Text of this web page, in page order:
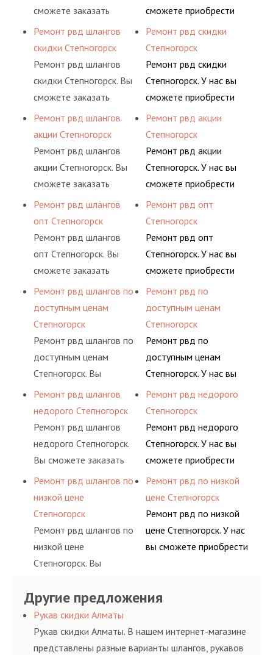
комплексного
гидросистем Вашего
предприятия.
сможете заказать
сервис РВД на разовой
основе либо на
условиях
долговременного
комплексного
гидросистем Вашего
предприятия.
Ремонт рвд шлангов
скидки Степногорск
Ремонт рвд шлангов
скидки Степногорск. Вы
сможете заказать
сервис РВД на разовой
основе либо на
условиях
долговременного
комплексного
гидросистем Вашего
Ремонт рвд шлангов
акции Степногорск
Ремонт рвд шлангов
акции Степногорск. Вы
сможете заказать
сервис РВД на разовой
основе либо на
условиях
долговременного
комплексного
гидросистем Вашего
предприятия.
Ремонт рвд шлангов
опт Степногорск
Ремонт рвд шлангов
опт Степногорск. Вы
сможете заказать
сервис РВД на разовой
основе либо на
условиях
долговременного
комплексного
обслуживания
предприятия.
Ремонт рвд шлангов по
доступным ценам
Степногорск
Ремонт рвд шлангов по
доступным ценам
Степногорск. Вы
сможете заказать
сервис РВД на разовой
основе либо на
условиях
долговременного
обслуживания
гидросистем Вашего
предприятия.
Ремонт рвд шлангов
недорого Степногорск
Ремонт рвд шлангов
недорого Степногорск.
Вы сможете заказать
сервис РВД на разовой
основе либо на
условиях
долговременного
комплексного
обслуживания
Ремонт рвд шлангов по
низкой цене
Степногорск
Ремонт рвд шлангов по
низкой цене
Степногорск. Вы
сервис РВД на разовой
основе либо на
условиях
долговременного
помогут решить любую
сложную задачу.
предлагает ремонт
давления. Ремонт
шлангов производится
высококвалифицирован
ными спецами, которые
помогут решить любую
сложную задачу.
сможете приобрести
рукав с разными
фитингами и
комплектующими,
АДЫМ Инжиниринг
предлагает ремонт
давления. Ремонт
шлангов производится
высококвалифицирован
ными спецами, которые
помогут решить любую
сложную задачу.
Ремонт рвд скидки
Степногорск
Ремонт рвд скидки
Степногорск. У нас вы
сможете приобрести
рукав с разными
фитингами и
комплектующими,
АДЫМ Инжиниринг
предлагает ремонт
давления. Ремонт
шлангов производится
высококвалифицирован
ными спецами, которые
помогут решить любую
сложную задачу.
Ремонт рвд акции
Степногорск
Ремонт рвд акции
Степногорск. У нас вы
сможете приобрести
рукав с разными
фитингами и
комплектующими,
АДЫМ Инжиниринг
предлагает ремонт
давления. Ремонт
шлангов производится
высококвалифицирован
ными спецами, которые
помогут решить любую
сложную задачу.
Ремонт рвд опт
Степногорск
Ремонт рвд опт
Степногорск. У нас вы
сможете приобрести
рукав с разными
фитингами и
комплектующими,
АДЫМ Инжиниринг
предлагает ремонт
шлангов высокого
шлангов производится
высококвалифицирован
ными спецами, которые
помогут решить любую
сложную задачу.
Ремонт рвд по
доступным ценам
Степногорск
Ремонт рвд по
доступным ценам
Степногорск. У нас вы
сможете приобрести
рукав с разными
фитингами и
комплектующими,
АДЫМ Инжиниринг
шлангов высокого
давления. Ремонт
шлангов производится
высококвалифицирован
ными спецами, которые
Ремонт рвд недорого
Степногорск
Ремонт рвд недорого
Степногорск. У нас вы
сможете приобрести
рукав с разными
фитингами и
комплектующими,
АДЫМ Инжиниринг
предлагает ремонт
Ремонт рвд по низкой
цене Степногорск
Ремонт рвд по низкой
цене Степногорск. У нас
вы сможете приобрести
комплектующими,
предлагает ремонт
шлангов высокого
Другие предложения
Рукав скидки Алматы
Рукав скидки Алматы. В нашем интернет-магазине
представлены разные варианты шлангов, рукавов